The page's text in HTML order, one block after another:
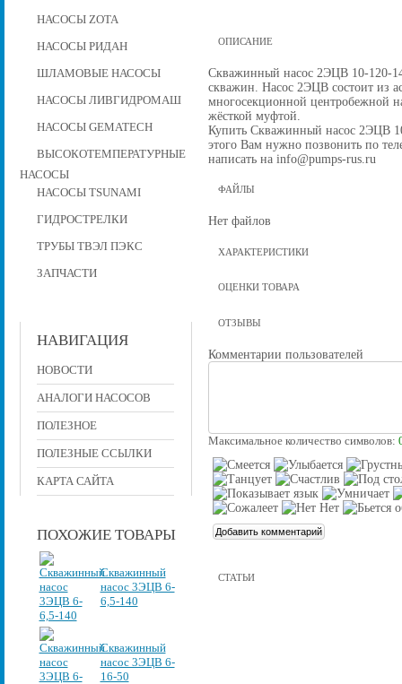
НАСОСЫ ZOTA
НАСОСЫ РИДАН
ШЛАМОВЫЕ НАСОСЫ
НАСОСЫ ЛИВГИДРОМАШ
НАСОСЫ GEMATECH
ВЫСОКОТЕМПЕРАТУРНЫЕ
НАСОСЫ
НАСОСЫ TSUNAMI
ГИДРОСТРЕЛКИ
ТРУБЫ ТВЭЛ ПЭКС
ЗАПЧАСТИ
НАВИГАЦИЯ
НОВОСТИ
АНАЛОГИ НАСОСОВ
ПОЛЕЗНОЕ
ПОЛЕЗНЫЕ ССЫЛКИ
КАРТА САЙТА
ПОХОЖИЕ ТОВАРЫ
Скважинный
насос 3ЭЦВ 6-
6,5-140
Скважинный
насос 3ЭЦВ 6-
16-50
ОПИСАНИЕ
Скважинный насос 2ЭЦВ 10-120-
скважин. Насос 2ЭЦВ состоит из
многосекционной центробежной
жёсткой муфтой.
Купить Скважинный насос 2ЭЦВ
этого Вам нужно позвонить по
написать на info@pumps-rus.ru
ФАЙЛЫ
Нет файлов
ХАРАКТЕРИСТИКИ
ОЦЕНКИ ТОВАРА
ОТЗЫВЫ
Комментарии пользователей
Максимальное количество символов:
СТАТЬИ